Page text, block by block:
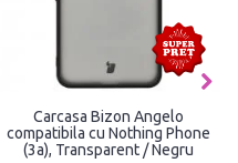
Carcasa Bizon Angelo
compatibila cu Nothing Phone
(3a), Transparent / Negru